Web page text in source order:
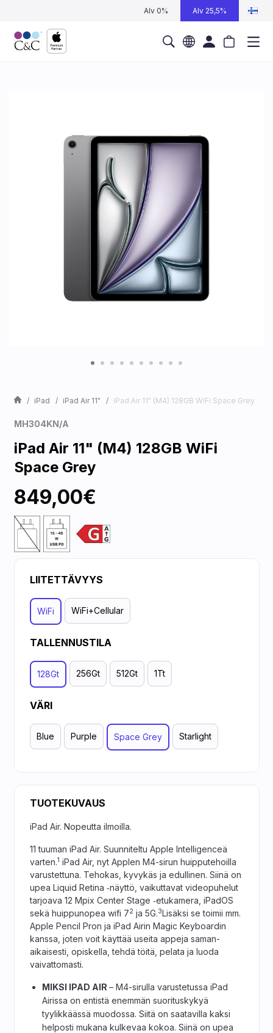
Alv 0% Alv 25,5%
iPad iPad Air 11" iPad Air 11" (M4) 128GB WiFi Space Grey
MH304KN/A
iPad Air 11" (M4) 128GB WiFi
Space Grey
849,00€
LIITETTÄVYYS
WiFi WiFi+Cellular
TALLENNUSTILA
128Gt 256Gt 512Gt 1Tt
VÄRI
Blue Purple Space Grey Starlight
TUOTEKUVAUS
iPad Air. Nopeutta ilmoilla.
11 tuuman iPad Air. Suunniteltu Apple Intelligenceä
varten.1 iPad Air, nyt Applen M4-sirun huipputehoilla
varustettuna. Tehokas, kyvykäs ja edullinen. Siinä on
upea Liquid Retina ‑näyttö, vaikuttavat video­puhelut
tarjoava 12 Mpix Center Stage ‑etukamera, iPadOS
sekä huippunopea wifi 72 ja 5G.3Lisäksi se toimii mm.
Apple Pencil Pron ja iPad Airin Magic Keyboardin
kanssa, joten voit käyttää useita appeja saman­
aikaisesti, opiskella, tehdä töitä, pelata ja luoda
vaivattomasti.
MIKSI IPAD AIR – M4-sirulla varustetussa iPad
Airissa on entistä enemmän suoritus­kykyä
tyylikkäässä muodossa. Siitä on saatavilla kaksi
helposti mukana kulkevaa kokoa. Siinä on upea